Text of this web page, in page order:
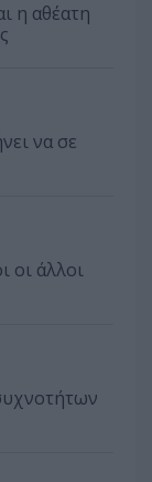
η αθέατη
να σε
οι άλλοι